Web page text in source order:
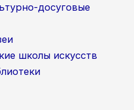
досуговые
школы искусств